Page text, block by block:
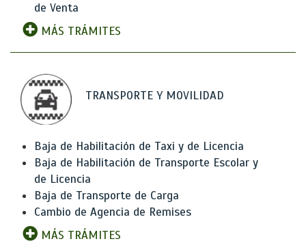
de Venta
MÁS TRÁMITES
TRANSPORTE Y MOVILIDAD
Baja de Habilitación de Taxi y de Licencia
Baja de Habilitación de Transporte Escolar y
de Licencia
Baja de Transporte de Carga
Cambio de Agencia de Remises
MÁS TRÁMITES